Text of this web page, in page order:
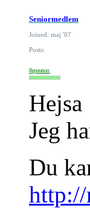
Seniormedlem
Joined: maj '07
Posts:
Reputation:
Hejsa
Jeg
Du
http://